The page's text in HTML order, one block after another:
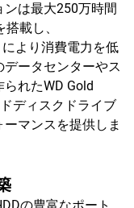
は最大250万時間
載し、
より消費電力を低
ータセンターやス
れたWD Gold
ディスクドライブ
マンスを提供しま